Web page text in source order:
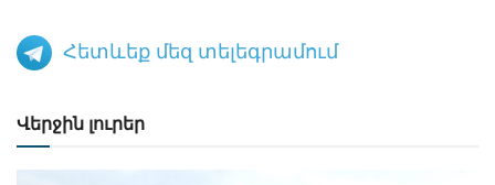
Հետևեք մեզ տելեգրամում
Վերջին լուրեր